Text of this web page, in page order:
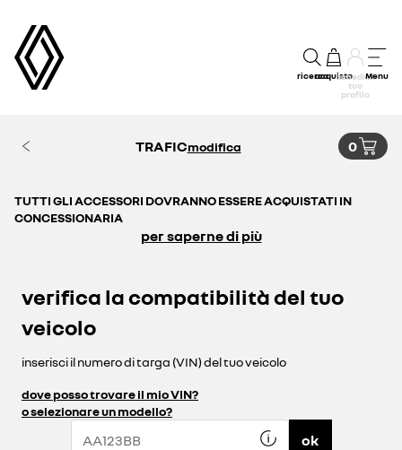
ricercaacquistoaccedi al
tuo
profilo
Menu
TRAFICmodifica 0
TUTTI GLI ACCESSORI DOVRANNO ESSERE ACQUISTATI IN
CONCESSIONARIA
per saperne di più
verifica la compatibilità del tuo
veicolo
inserisci il numero di targa (VIN) del tuo veicolo
dove posso trovare il mio VIN?
o selezionare un modello?
ok